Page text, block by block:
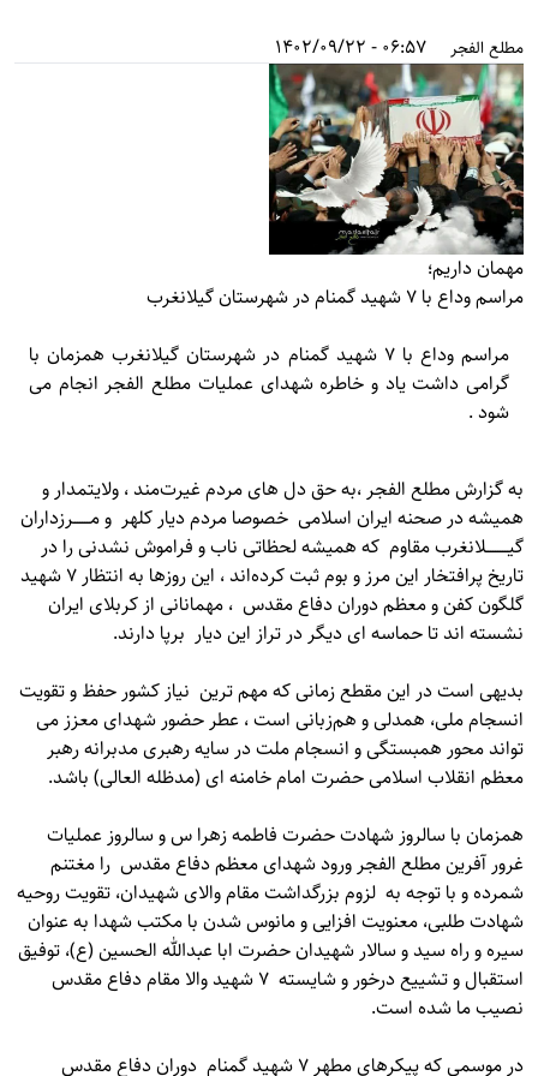
مطلع الفجر 06:57 - 1402/09/22
مهمان داریم؛
مراسم وداع با ۷ شهید گمنام در شهرستان گیلانغرب
مراسم وداع با ۷ شهید گمنام در شهرستان گیلانغرب همزمان با
گرامی داشت یاد و خاطره شهدای عملیات مطلع الفجر انجام می
شود .
به گزارشمطلع الفجر ،به حق دل های مردم غیرت‌مند ، ولایتمدار و
همیشه در صحنه ایران اسلامی خصوصا مردم دیار کلهر و مـــــــرزداران
گیـــــــــلانغرب مقاوم که همیشه لحظاتی ناب و فراموش نشدنی را در
تاریخ پرافتخار این مرز و بوم ثبت کرده‌اند ، این روزها به انتظار ۷ شهید
گلگون کفن و معظم دوران دفاع مقدس ، مهمانانی از کربلای ایران
نشسته اند تا حماسه ای دیگر در تراز این دیار برپا دارند.
بدیهی است در این مقطع زمانی که مهم ترین نیاز کشور حفظ و تقویت
انسجام ملی، همدلی و هم‌زبانی است ، عطر حضور شهدای معزز می
تواند محور همبستگی و انسجام ملت در سایه رهبری مدبرانه رهبر
معظم انقلاب اسلامی حضرت امام خامنه ای (مدظله العالی) باشد.
همزمان با سالروز شهادت حضرت فاطمه زهرا س و سالروز عملیات
غرور آفرین مطلع الفجر ورود شهدای معظم دفاع مقدس را مغتنم
شمرده و با توجه به لزوم بزرگداشت مقام والای شهیدان، تقویت روحیه
شهادت طلبی، معنویت افزایی و مانوس شدن با مکتب شهدا به عنوان
سیره و راه سید و سالار شهیدان حضرت ابا عبدالله الحسین (ع)، توفیق
استقبال و تشییع درخور و شایسته ۷ شهید والا مقام دفاع مقدس
نصیب ما شده است.
در موسمی که پیکرهای مطهر ۷ شهید گمنام دوران دفاع مقدس